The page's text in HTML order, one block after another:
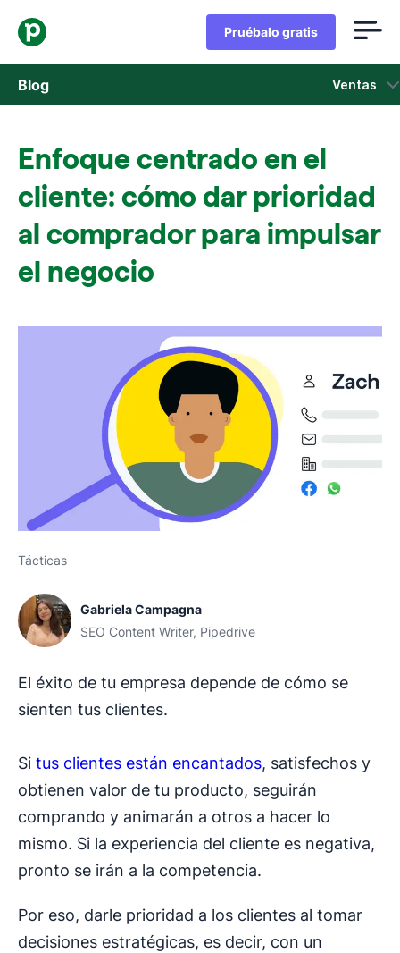
Pruébalo gratis
Blog Ventas
Marketing
Actualizaciones de Producto
Casos de estudio
Se abre en una nueva ventana
Enfoque centrado en el
cliente: cómo dar prioridad
al comprador para impulsar
el negocio
Tácticas
Gabriela Campagna
SEO Content Writer, Pipedrive
El éxito de tu empresa depende de cómo se
sienten tus clientes.
Si tus clientes están encantados, satisfechos y
obtienen valor de tu producto, seguirán
comprando y animarán a otros a hacer lo
mismo. Si la experiencia del cliente es negativa,
pronto se irán a la competencia.
Por eso, darle prioridad a los clientes al tomar
decisiones estratégicas, es decir, con un